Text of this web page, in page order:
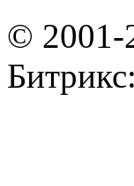
© 2001-